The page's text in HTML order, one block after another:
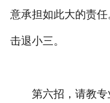
意承担如此大的责
击退小三。
第六招，请教专